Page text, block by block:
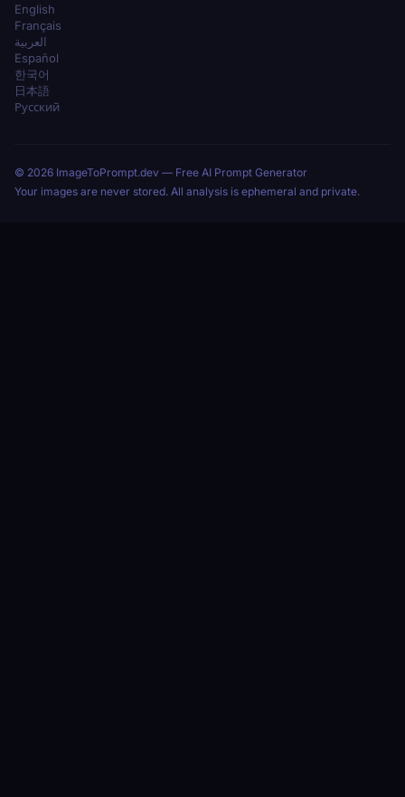
English
Français
العربية
Español
한국어
日本語
Русский
© 2026 ImageToPrompt.dev — Free AI Prompt Generator
Your images are never stored. All analysis is ephemeral and private.